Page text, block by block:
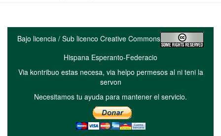
Bajo licencia / Sub licenco Creative Commons
Hispana Esperanto-Federacio
Via kontribuo estas necesa, via helpo permesos al ni teni la
servon
Necesitamos tu ayuda para mantener el servicio.